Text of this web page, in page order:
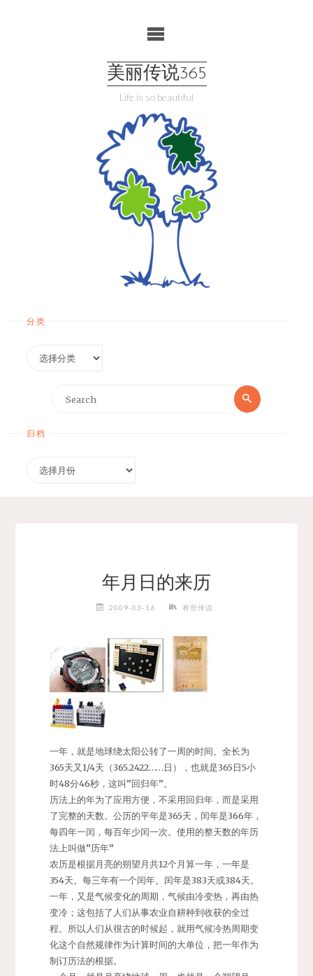
美丽传说365
Life is so beautiful
分类
Search
Search
归档
年月日的来历
2009-03-16 有些传说
一年，就是地球绕太阳公转了一周的时间。全长为
365天又1/4天（365.2422……日），也就是365日5小
时48分46秒，这叫”回归年”。
历法上的年为了应用方便，不采用回归年，而是采用
了完整的天数。公历的平年是365天，闰年是366年，
每四年一闰，每百年少闰一次。使用的整天数的年历
法上叫做”历年”
农历是根据月亮的朔望月共12个月算一年，一年是
354天。每三年有一个闰年。闰年是383天或384天。
一年，又是气候变化的周期，气候由冷变热，再由热
变冷；这包括了人们从事农业自耕种到收获的全过
程。所以人们从很古的时候起，就用气候冷热周期变
化这个自然规律作为计算时间的大单位，把一年作为
制订历法的根据。